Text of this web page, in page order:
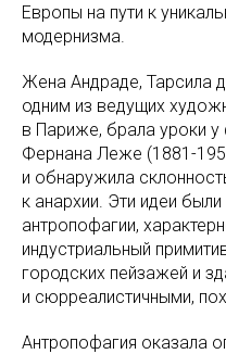
Европы на пути к
модернизма.
Жена Андраде, Тарсила
одним из ведущих
в Париже, брала уроки
Фернана Леже (1881-
и обнаружила
к анархии. Эти идеи
антропофагии,
индустриальный
городских пейзажей и
и сюрреалистичными,
Антропофагия оказала